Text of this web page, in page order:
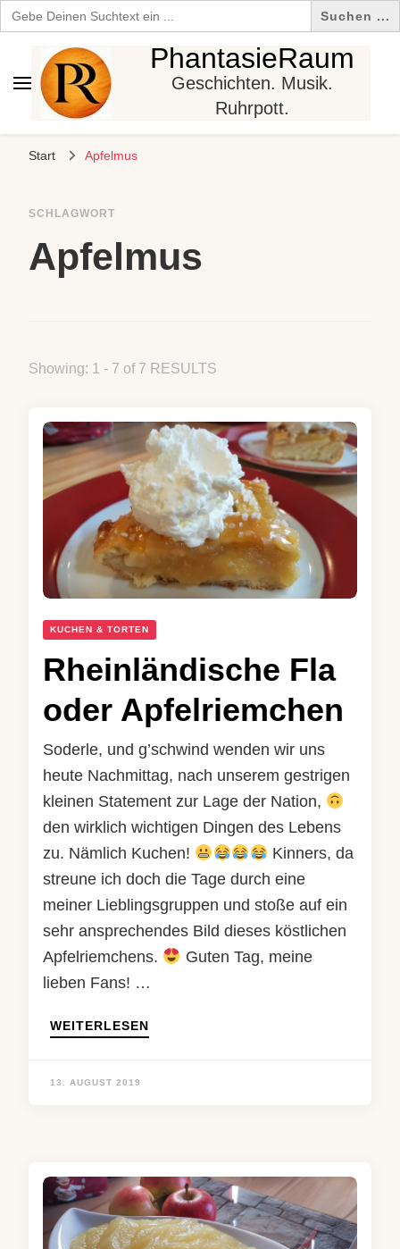
Search
for:
PhantasieRaum
Geschichten. Musik.
Ruhrpott.
Start Apfelmus
SCHLAGWORT
Apfelmus
Showing: 1 - 7 of 7 RESULTS
KUCHEN & TORTEN
Rheinländische Fla
oder Apfelriemchen
Soderle, und g’schwind wenden wir uns
heute Nachmittag, nach unserem gestrigen
kleinen Statement zur Lage der Nation,
den wirklich wichtigen Dingen des Lebens
zu. Nämlich Kuchen!
Kinners, da
streune ich doch die Tage durch eine
meiner Lieblingsgruppen und stoße auf ein
sehr ansprechendes Bild dieses köstlichen
Apfelriemchens.
Guten Tag, meine
lieben Fans! …
WEITERLESEN
13. AUGUST 2019